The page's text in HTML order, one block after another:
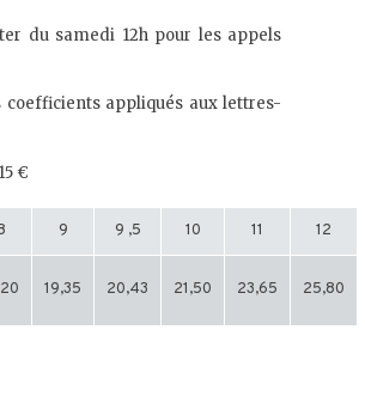
du samedi 12h pour les appels
appliqués aux lettres-
€
9 9 ,5 10 11 12
19,35 20,43 21,50 23,65 25,80